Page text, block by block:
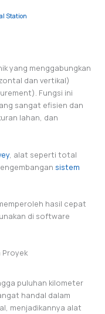
Station
yang menggabungkan
dan vertikal)
Fungsi ini
sangat efisien dan
lahan, dan
, alat seperti total
sistem
hasil cepat
di software
Proyek
puluhan kilometer
handal dalam
menjadikannya alat